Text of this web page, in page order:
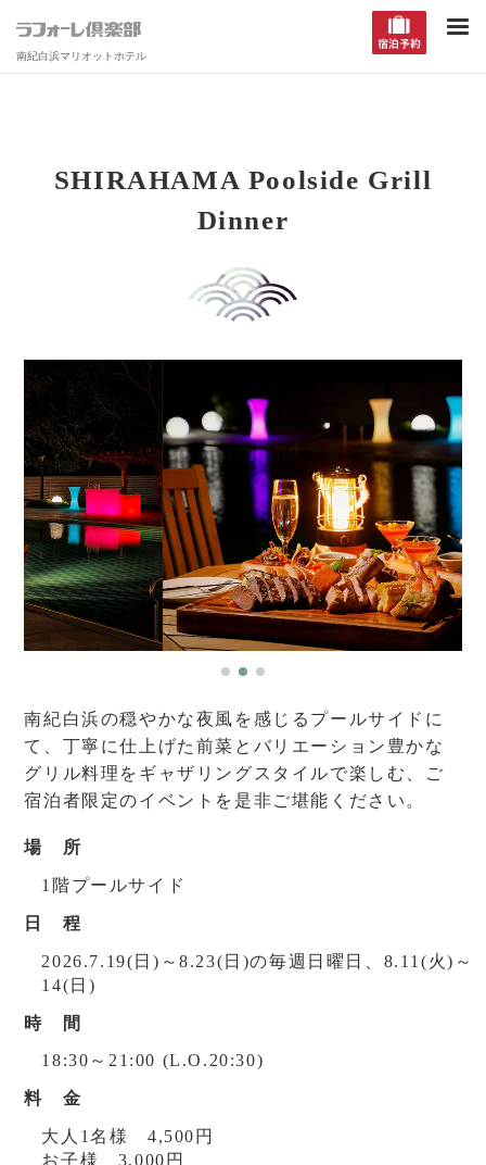
南紀白浜マリオットホテル
SHIRAHAMA Poolside Grill
Dinner
南紀白浜の穏やかな夜風を感じるプールサイドに
て、丁寧に仕上げた前菜とバリエーション豊かな
グリル料理をギャザリングスタイルで楽しむ、ご
宿泊者限定のイベントを是非ご堪能ください。
場 所
1階プールサイド
日 程
2026.7.19(日)～8.23(日)の毎週日曜日、8.11(火)～
14(日)
時 間
18:30～21:00 (L.O.20:30)
料 金
大人1名様 4,500円
お子様 3,000円